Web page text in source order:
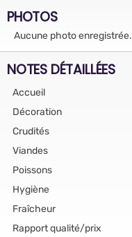
PHOTOS
Aucune photo enregistrée.
NOTES DÉTAILLÉES
Accueil
Décoration
Crudités
Viandes
Poissons
Hygiène
Fraîcheur
Rapport qualité/prix